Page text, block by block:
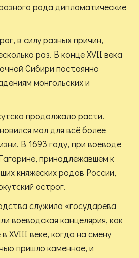
рода дипломатические
в силу разных причин,
раз. В конце XVII века
Сибири постоянно
монгольских и
продолжало расти.
мал для всё более
В 1693 году, при воеводе
принадлежавшем к
княжеских родов России,
острог.
служила «государева
воеводская канцелярия, как
XVIII веке, когда на смену
пришло каменное, и